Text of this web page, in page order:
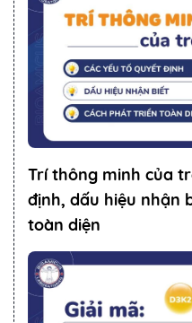
Trí thông minh của
định, dấu hiệu nhận
toàn diện